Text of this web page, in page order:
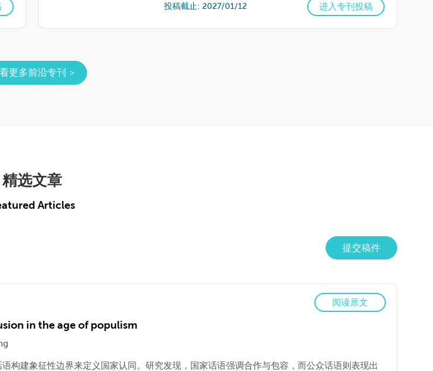
投稿截止: 2027/01/12 进入专刊投稿
更多前沿专刊
精选文章
Articles
提交稿件
阅读原文
in the age of populism
构建象征性边界来定义国家认同。研究发现，国家话语强调合作与包容，而公众话语则表现出